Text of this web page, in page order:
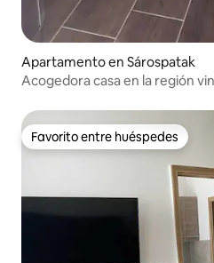
Apartamento en Sárospatak
Acogedora casa en la región
Favorito entre huéspedes
Favorito entre huéspedes